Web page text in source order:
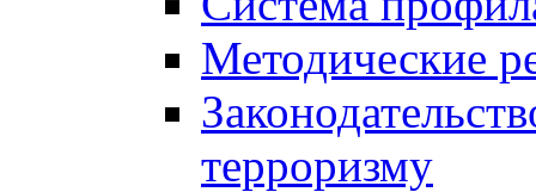
Методические
терроризму